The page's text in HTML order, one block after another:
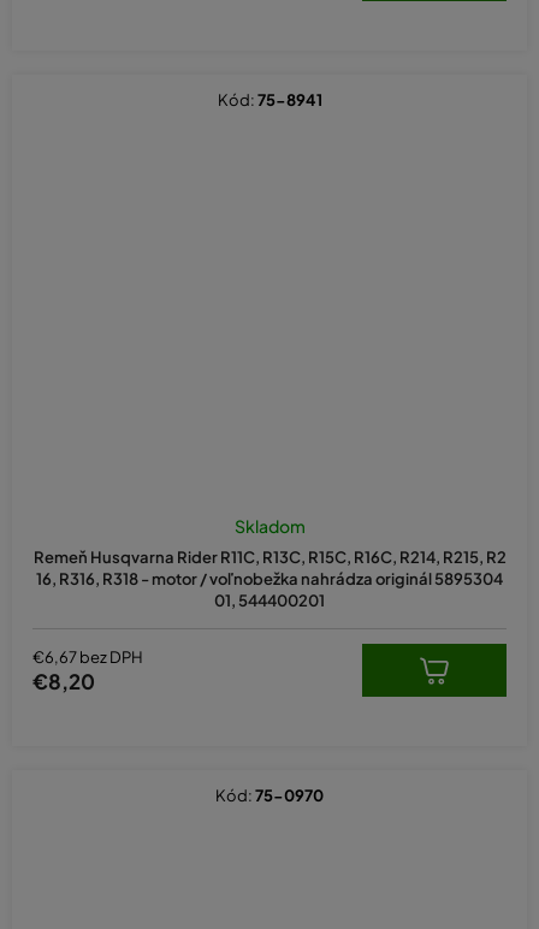
Remeň Husqvarna Rider R11C, R13C, R15C, R16C, R214, R215, R2
16, R316, R318 - motor / voľnobežka nahrádza originál 5895304
01, 544400201
Skladom
€6,67 bez DPH
€8,20
Kód:75-8941
Kód:75-0970